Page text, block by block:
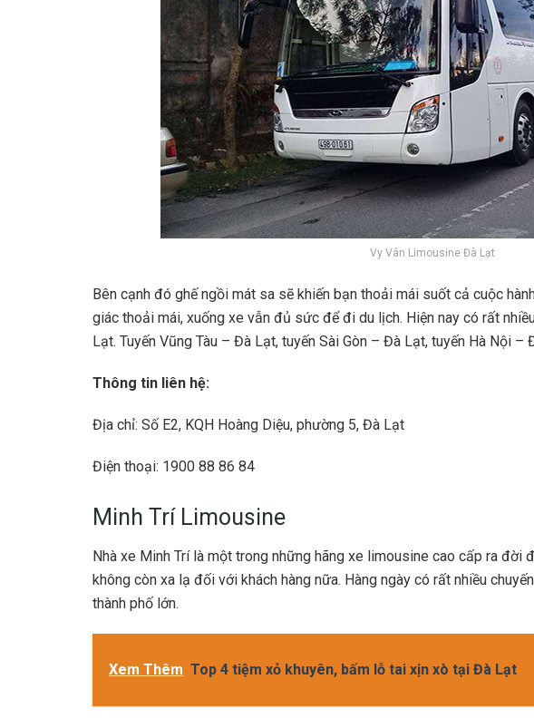
Vy Vân Limousine Đà Lạt
Bên cạnh đó ghế ngồi mát sa sẽ khiến bạn thoải mái suốt cả cuộc
giác thoải mái, xuống xe vẫn đủ sức để đi du lịch. Hiện nay có rất
Lạt. Tuyến Vũng Tàu – Đà Lạt, tuyến Sài Gòn – Đà Lạt, tuyến Hà Nội –
Thông tin liên hệ:
Địa chỉ: Số E2, KQH Hoàng Diệu, phường 5, Đà Lạt
Điện thoại: 1900 88 86 84
Minh Trí Limousine
Nhà xe Minh Trí là một trong những hãng xe limousine cao cấp ra đời
không còn xa lạ đối với khách hàng nữa. Hàng ngày có rất nhiều
thành phố lớn.
Xem Thêm Top 4 tiệm xỏ khuyên, bấm lỗ tai xịn xò tại Đà Lạt